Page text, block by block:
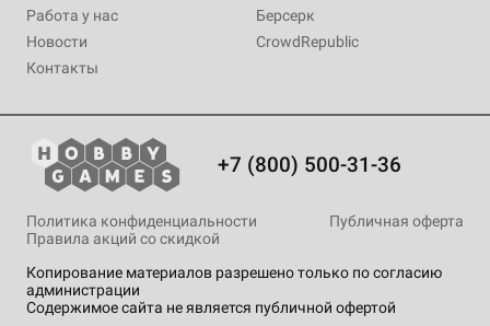
Работа у нас
Новости
Контакты
Берсерк
CrowdRepublic
+7 (800) 500-31-36
Копирование материалов разрешено только по согласию
администрации
Содержимое сайта не является публичной офертой
Политика конфиденциальности
Публичная оферта
Правила акций со скидкой